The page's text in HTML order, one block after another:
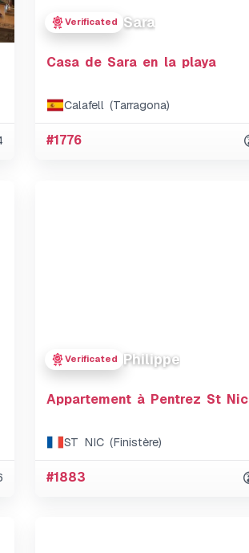
Verificated Sara
Casa de Sara en la playa
Calafell (Tarragona)
#1776
Verificated Philippe
Appartement à Pentrez St Nic
ST NIC (Finistère)
#1883